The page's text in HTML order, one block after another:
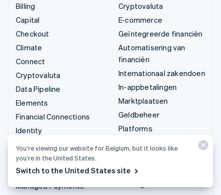
Billing
Capital
Checkout
Climate
Connect
Cryptovaluta
Data Pipeline
Elements
Financial Connections
Identity
Invoicing
Issuing
Link
Managed Payments
Cryptovaluta
E-commerce
Geïntegreerde financiën
Automatisering van
financiën
Internationaal zakendoen
In-appbetalingen
Marktplaatsen
Geldbeheer
Platforms
Creator economy
You’re viewing our website for Belgium, but it looks like
you’re in the United States.
Switch to the United States site